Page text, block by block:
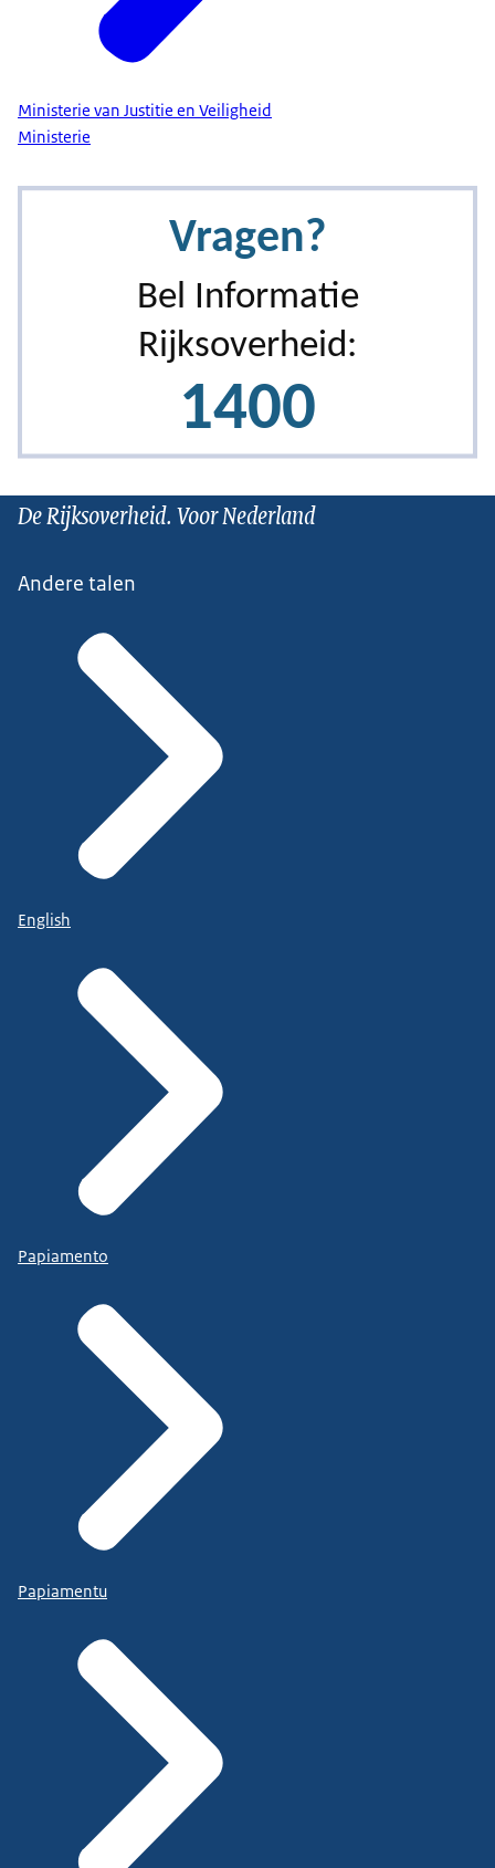
Ministerie van Justitie en Veiligheid
Ministerie
De Rijksoverheid. Voor Nederland
Andere talen
English
Papiamento
Papiamentu